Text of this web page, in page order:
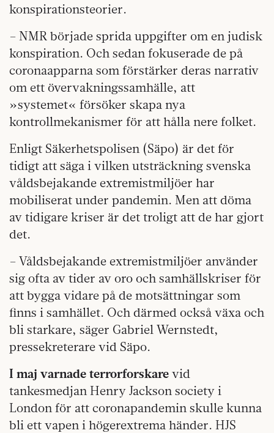
konspirationsteorier.
– NMR började sprida uppgifter om en judisk
konspiration. Och sedan fokuserade de på
coronaapparna som förstärker deras narrativ
om ett övervakningssamhälle, att
»systemet« försöker skapa nya
kontrollmekanismer för att hålla nere folket.
Enligt Säkerhetspolisen (Säpo) är det för
tidigt att säga i vilken utsträckning svenska
våldsbejakande extremistmiljöer har
mobiliserat under pandemin. Men att döma
av tidigare kriser är det troligt att de har gjort
det.
– Våldsbejakande extremistmiljöer använder
sig ofta av tider av oro och samhällskriser för
att bygga vidare på de motsättningar som
finns i samhället. Och därmed också växa och
bli starkare, säger Gabriel Wernstedt,
pressekreterare vid Säpo.
I maj varnade terrorforskare vid
tankesmedjan Henry Jackson society i
London för att coronapandemin skulle kunna
bli ett vapen i högerextrema händer. HJS